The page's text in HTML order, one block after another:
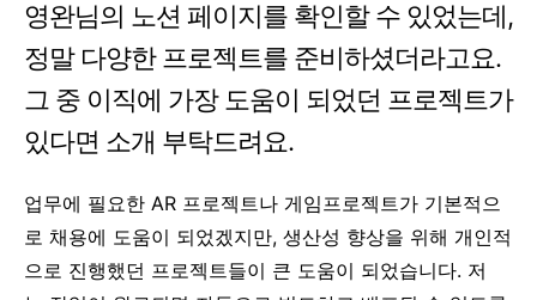
영완님의 노션 페이지를 확인할 수 있었는데,
정말 다양한 프로젝트를 준비하셨더라고요.
그 중 이직에 가장 도움이 되었던 프로젝트가
있다면 소개 부탁드려요.
업무에 필요한 AR 프로젝트나 게임프로젝트가 기본적으
로 채용에 도움이 되었겠지만, 생산성 향상을 위해 개인적
으로 진행했던 프로젝트들이 큰 도움이 되었습니다. 저